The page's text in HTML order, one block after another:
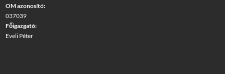
OM azonosító:
037039
Főigazgató:
Eveli Péter